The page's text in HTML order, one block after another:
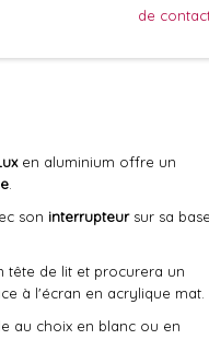
de
en aluminium offre un
son interrupteursur sa base
tête de lit et procurera un
à l'écran en acrylique mat.
au choix en blanc ou en